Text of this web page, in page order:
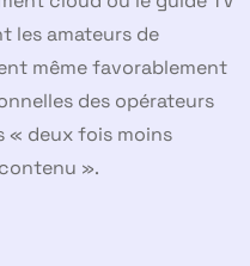
les amateurs de
même favorablement
des opérateurs
« deux fois moins
».